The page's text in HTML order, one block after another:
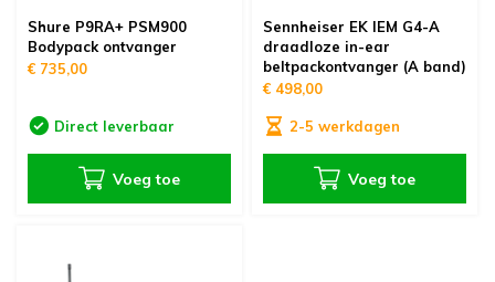
Shure P9RA+ PSM900
Bodypack ontvanger
€ 735,00
Direct leverbaar
Voeg toe
Sennheiser EK IEM G4-A
draadloze in-ear
beltpackontvanger (A band)
€ 498,00
2-5 werkdagen
Voeg toe